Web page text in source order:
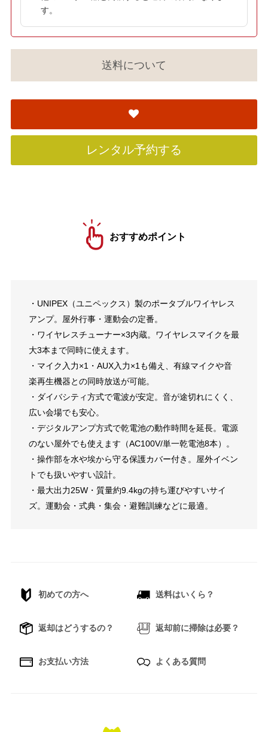
す。
送料について
レンタル予約する
おすすめポイント
・UNIPEX（ユニペックス）製のポータブルワイヤレス
アンプ。屋外行事・運動会の定番。
・ワイヤレスチューナー×3内蔵。ワイヤレスマイクを最
大3本まで同時に使えます。
・マイク入力×1・AUX入力×1も備え、有線マイクや音
楽再生機器との同時放送が可能。
・ダイバシティ方式で電波が安定。音が途切れにくく、
広い会場でも安心。
・デジタルアンプ方式で乾電池の動作時間を延長。電源
のない屋外でも使えます（AC100V/単一乾電池8本）。
・操作部を水や埃から守る保護カバー付き。屋外イベン
トでも扱いやすい設計。
・最大出力25W・質量約9.4kgの持ち運びやすいサイ
ズ。運動会・式典・集会・避難訓練などに最適。
初めての方へ 送料はいくら？
返却はどうするの？ 返却前に掃除は必要？
お支払い方法 よくある質問